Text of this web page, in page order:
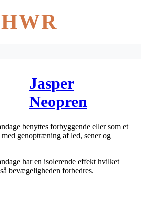
HWR
Jasper
Neopren
Knæbandage
m/hul str. S 1
stk
benyttes forbyggende eller som et
genoptræning af led, sener og
har en isolerende effekt hvilket
bevægeligheden forbedres.